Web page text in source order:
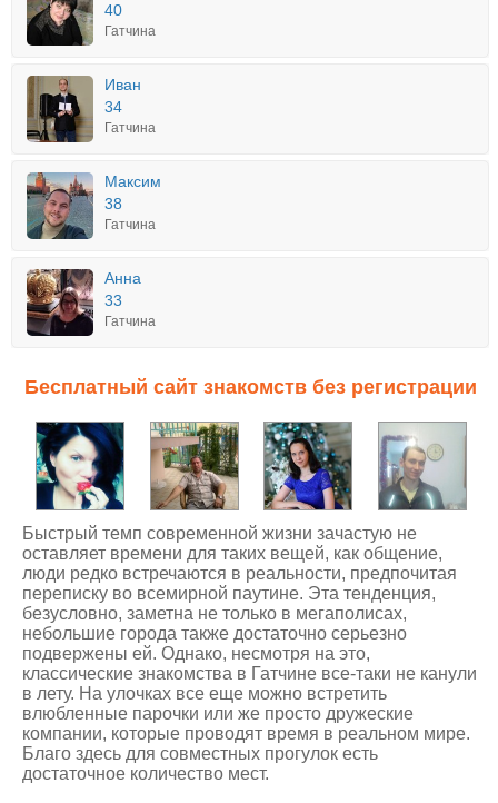
40
Гатчина
Иван
34
Гатчина
Максим
38
Гатчина
Анна
33
Гатчина
Бесплатный сайт знакомств без регистрации
Быстрый темп современной жизни зачастую не
оставляет времени для таких вещей, как общение,
люди редко встречаются в реальности, предпочитая
переписку во всемирной паутине. Эта тенденция,
безусловно, заметна не только в мегаполисах,
небольшие города также достаточно серьезно
подвержены ей. Однако, несмотря на это,
классические знакомства в Гатчине все-таки не канули
в лету. На улочках все еще можно встретить
влюбленные парочки или же просто дружеские
компании, которые проводят время в реальном мире.
Благо здесь для совместных прогулок есть
достаточное количество мест.